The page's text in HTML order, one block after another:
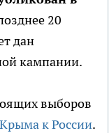
20
дан
кампании.
выборов
к России.